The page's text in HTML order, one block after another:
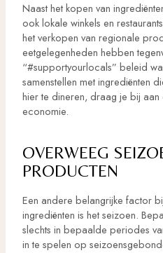
Naast het kopen van
ook lokale winkels en
het verkopen van regionale
eetgelegenheden hebben
“#supportyourlocals” beleid
samenstellen met ingrediënten
hier te dineren, draag je bij aan
economie.
OVERWEEG
PRODUCTEN
Een andere belangrijke factor
ingrediënten is het seizoen.
slechts in bepaalde periodes
in te spelen op